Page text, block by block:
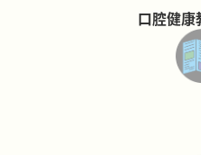
口腔健康